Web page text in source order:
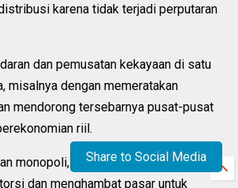
karena tidak terjadi perputaran
dan pemusatan kekayaan di satu
misalnya dengan memeratakan
mendorong tersebarnya pusat-pusat
riil.
monopoli, serta berbagai penipuan
dan menghambat pasar untuk
Share to Social Media